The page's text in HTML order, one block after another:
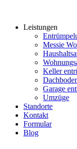
Leistungen
Messie
Keller
Garage
Umzüge
Standorte
Kontakt
Formular
Blog